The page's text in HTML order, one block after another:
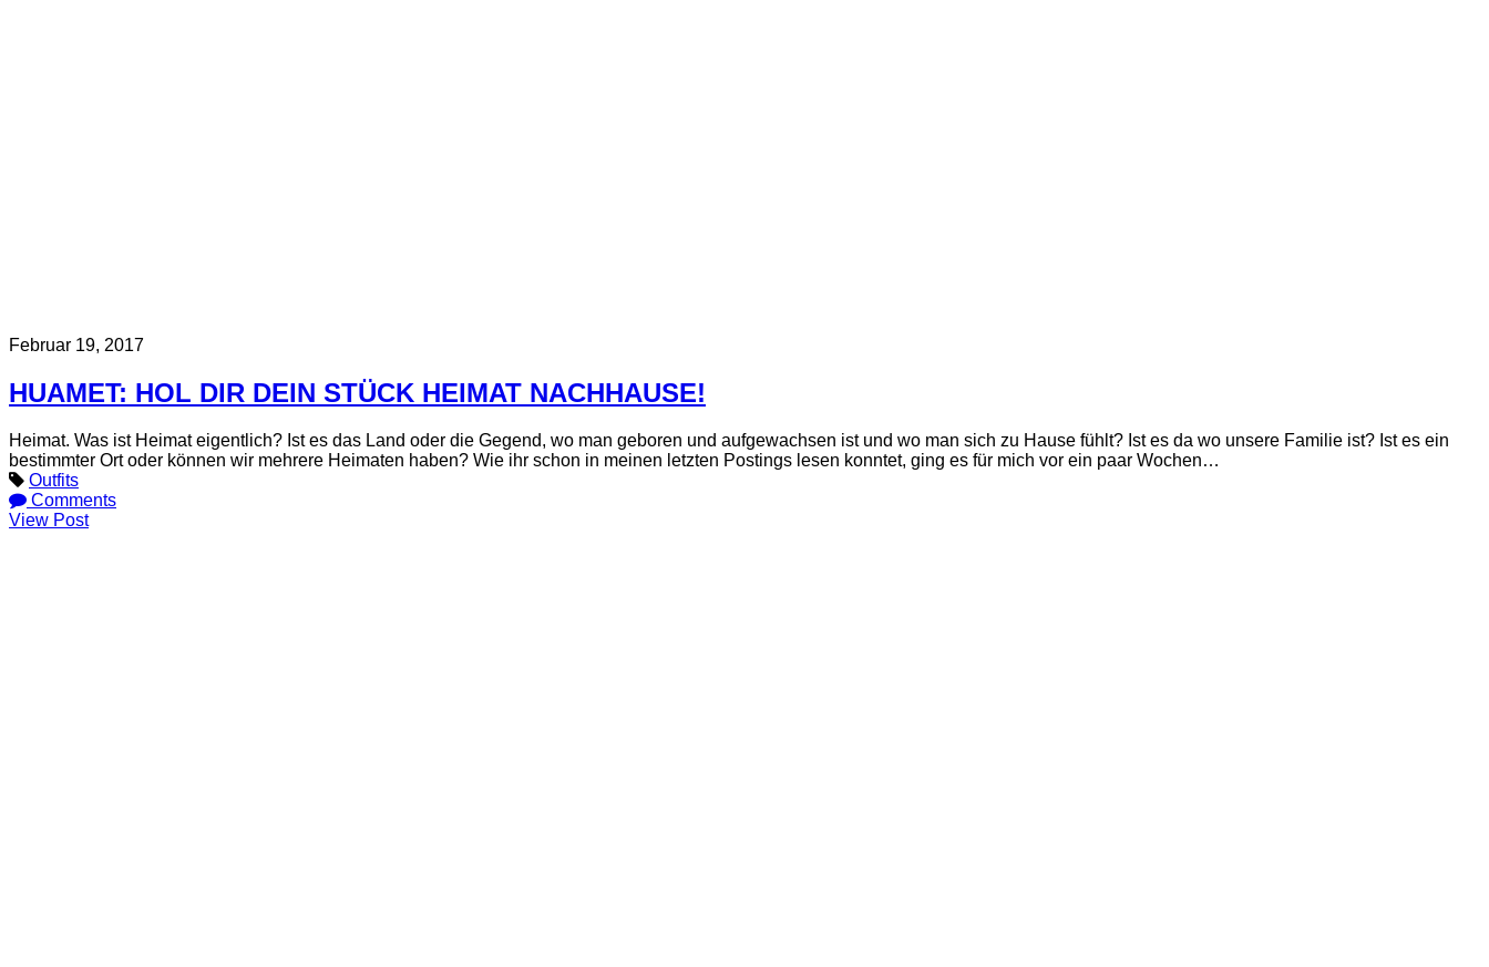
Februar 19, 2017
HUAMET: HOL DIR DEIN STÜCK HEIMAT NACHHAUSE!
Heimat. Was ist Heimat eigentlich? Ist es das Land oder die Gegend, wo man geboren und aufgewachsen ist und wo man sich zu Hause fühlt? Ist es da wo unsere Familie ist? Ist es ein
bestimmter Ort oder können wir mehrere Heimaten haben? Wie ihr schon in meinen letzten Postings lesen konntet, ging es für mich vor ein paar Wochen…
Outfits
Comments
View Post